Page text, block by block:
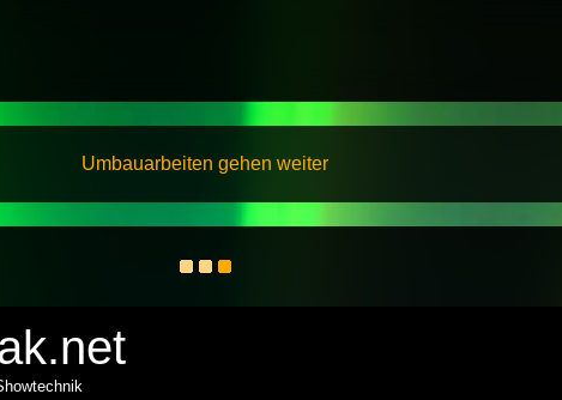
Umbauarbeiten gehen weiter